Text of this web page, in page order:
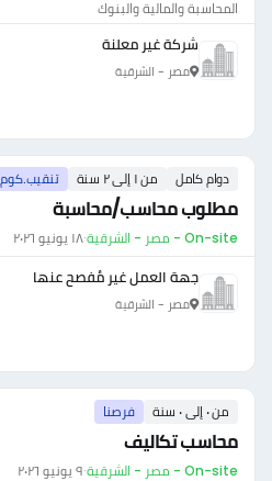
المحاسبة والمالية والبنوك
شركة غير معلنة
مصر - الشرقية
دوام كامل من ١ إلى ٢ سنة تنقيب.كوم
مطلوب محاسب/محاسبة
On-site - مصر - الشرقية ·١٨ يونيو ٢٠٢٦
جهة العمل غير مُفصح عنها
مصر - الشرقية
من ٠ إلى ٠ سنة فرصنا
محاسب تكاليف
On-site - مصر - الشرقية ·٩ يونيو ٢٠٢٦